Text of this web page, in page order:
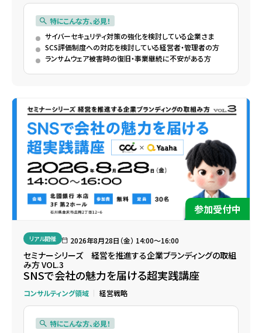
特にこんな方、必見！
サイバーセキュリティ対策の強化を検討している企業さま
SCS評価制度への対応を検討している経営者・管理者の方
ランサムウェア被害時の復旧・事業継続に不安がある方
参加受付中
リアル開催 2026年8月28日（金） 14:00〜16:00
セミナーシリーズ 経営を推進する企業ブランディングの取組
み方 VOL.3
SNSで会社の魅力を届ける超実践講座
コンサルティング領域 経営戦略
特にこんな方、必見！